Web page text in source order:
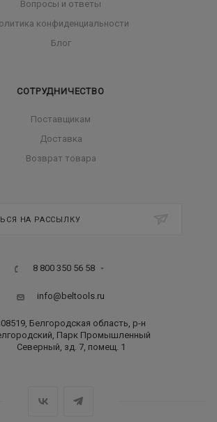
Вопросы и ответы
конфиденциальности
Блог
СОТРУДНИЧЕСТВО
Поставщикам
Доставка
Возврат товара
НА РАССЫЛКУ
8 800 350 56 58
info@beltools.ru
Белгородская область, р-н
Парк Промышленный
Северный, зд. 7, помещ. 1